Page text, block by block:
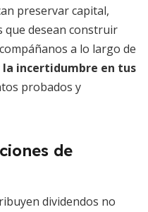
preservar capital,
que desean construir
a lo largo de
la incertidumbre en tus
probados y
de
dividendos no